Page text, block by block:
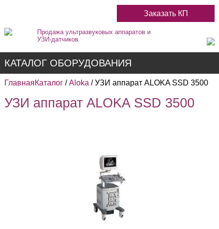
Заказать КП
Продажа ультразвуковых аппаратов и
УЗИ-датчиков
КАТАЛОГ ОБОРУДОВАНИЯ
ГлавнаяКаталог/Aloka / УЗИ аппарат ALOKA SSD 3500
УЗИ аппарат ALOKA SSD 3500